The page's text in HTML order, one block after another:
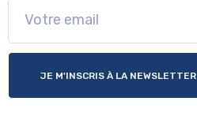
JE M'INSCRIS À LA NEWSLETTER